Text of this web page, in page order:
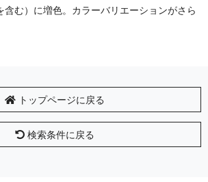
む）に増色。カラーバリエーションがさら
トップページに戻る
検索条件に戻る